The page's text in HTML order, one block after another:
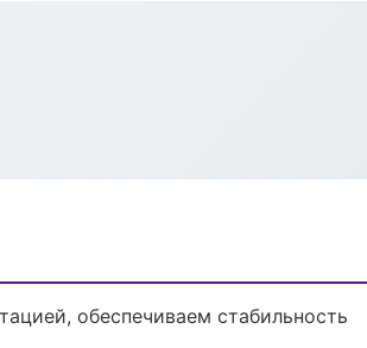
обеспечиваем стабильность